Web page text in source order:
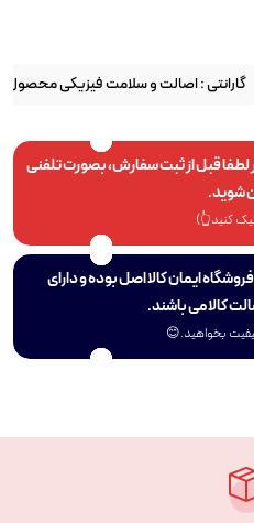
گارانتی :اصالت و سلامت فیزیکی محصول
لطفا قبل از ثبت سفارش، بصورت تلفنی
شوید.
ایمان کالا اصل بوده و دارای
کالا می باشند.
بخواهید.😊